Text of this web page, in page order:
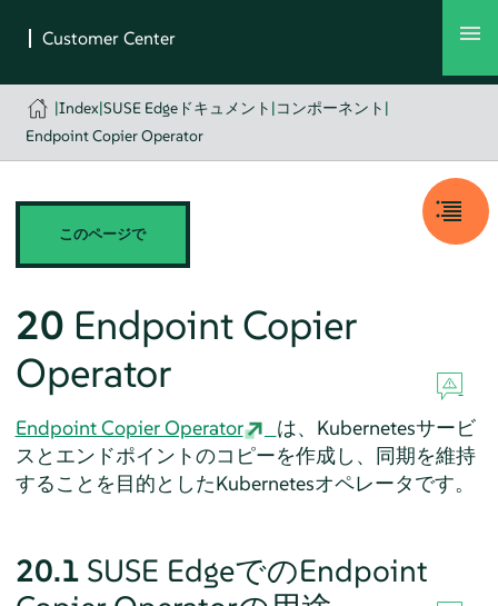
|Index|SUSE Edgeドキュメント |コンポーネント |
Endpoint Copier Operator
このページで
20 Endpoint Copier
Operator
Endpoint Copier Operator
は、Kubernetesサービ
スとエンドポイントのコピーを作成し、同期を維持
することを目的としたKubernetesオペレータです。
20.1 SUSE EdgeでのEndpoint